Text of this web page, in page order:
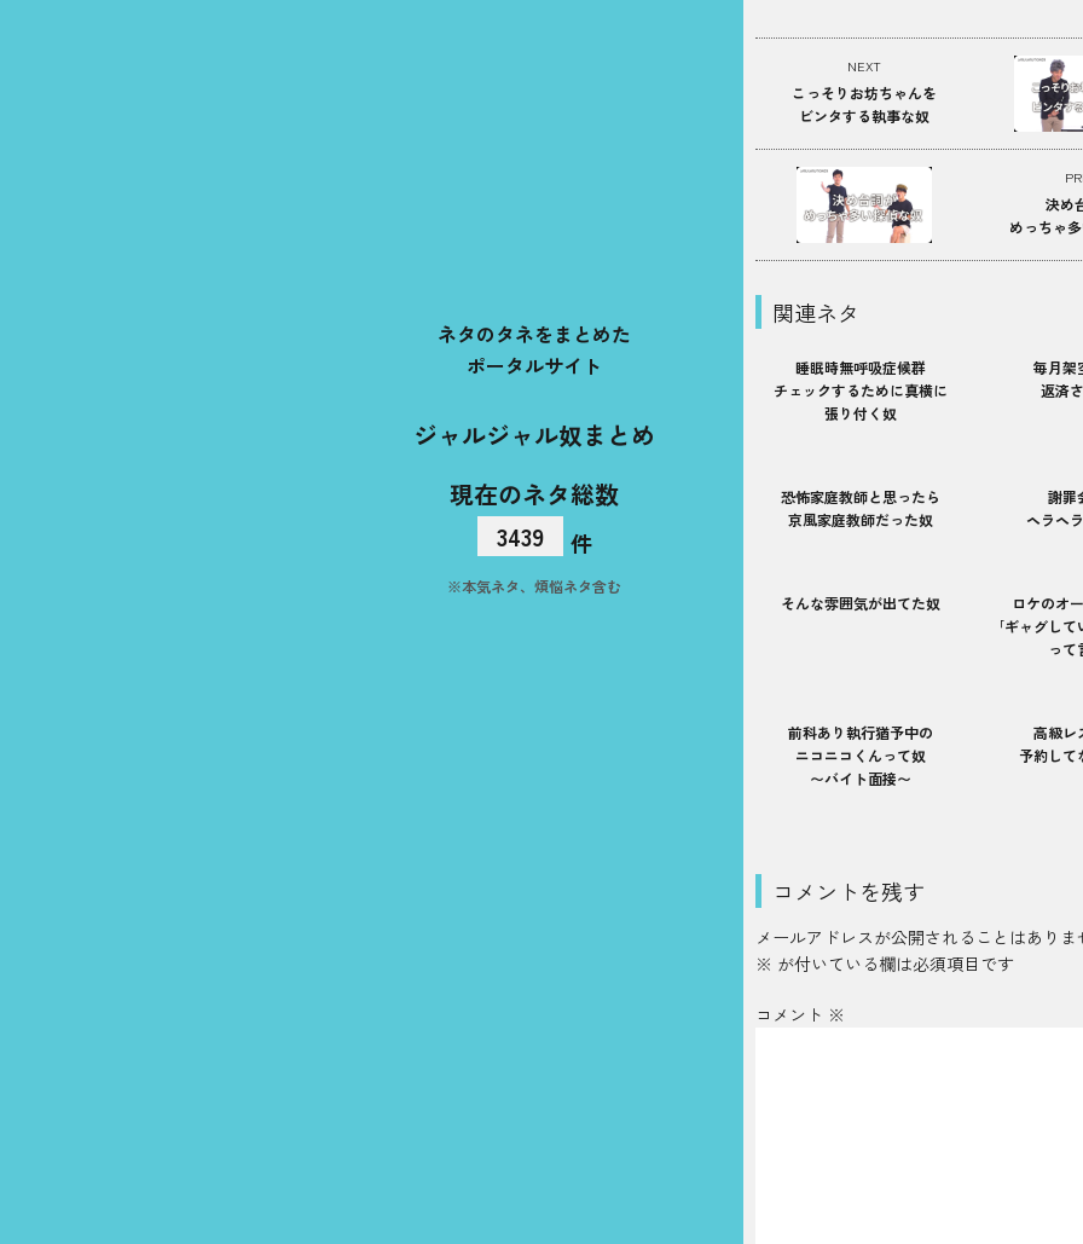
ジャルジャル奴まとめ
現在のネタ総数
3439
件
※本気ネタ、煩悩ネタ含む
ネタのタネをまとめた
ポータルサイト
決め
めっちゃ
NEXT
こっそりお坊ちゃんを
ビンタする執事な奴
関連ネタ
睡眠時無呼吸症候群
チェックするために真横に
張り付く奴
毎月架
返済
恐怖家庭教師と思ったら
京風家庭教師だった奴
謝罪
ヘラヘ
そんな雰囲気が出てた奴
ロケのオ
｢ギャグして
って
前科あり執行猶予中の
ニコニコくんって奴
〜バイト面接〜
高級レ
予約して
コメントを残す
メールアドレスが公開されることはありま
※ が付いている欄は必須項目です
コメント ※